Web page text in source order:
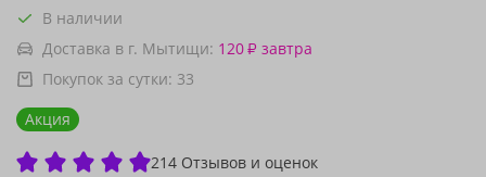
В наличии
Доставка в г. Мытищи: 120₽ завтра
Покупок за сутки: 33
Акция
214 Отзывов и оценок